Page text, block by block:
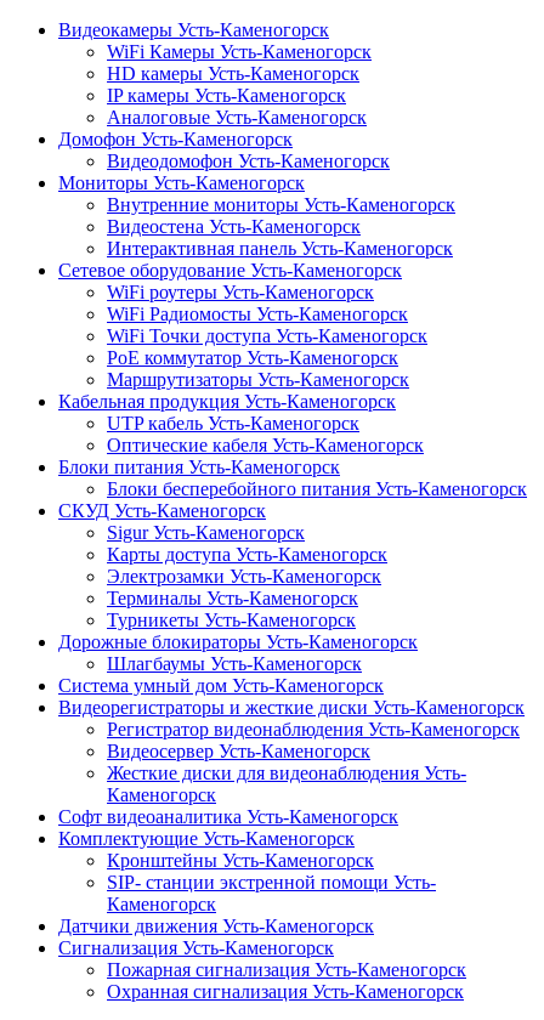
Видеокамеры Усть-Каменогорск
WiFi Камеры Усть-Каменогорск
HD камеры Усть-Каменогорск
IP камеры Усть-Каменогорск
Аналоговые Усть-Каменогорск
Домофон Усть-Каменогорск
Видеодомофон Усть-Каменогорск
Мониторы Усть-Каменогорск
Внутренние мониторы Усть-Каменогорск
Видеостена Усть-Каменогорск
Интерактивная панель Усть-Каменогорск
Сетевое оборудование Усть-Каменогорск
WiFi роутеры Усть-Каменогорск
WiFi Радиомосты Усть-Каменогорск
WiFi Точки доступа Усть-Каменогорск
PoE коммутатор Усть-Каменогорск
Маршрутизаторы Усть-Каменогорск
Кабельная продукция Усть-Каменогорск
UTP кабель Усть-Каменогорск
Оптические кабеля Усть-Каменогорск
Блоки питания Усть-Каменогорск
Блоки бесперебойного питания Усть-Каменогорск
СКУД Усть-Каменогорск
Sigur Усть-Каменогорск
Карты доступа Усть-Каменогорск
Электрозамки Усть-Каменогорск
Терминалы Усть-Каменогорск
Турникеты Усть-Каменогорск
Дорожные блокираторы Усть-Каменогорск
Шлагбаумы Усть-Каменогорск
Система умный дом Усть-Каменогорск
Видеорегистраторы и жесткие диски Усть-Каменогорск
Регистратор видеонаблюдения Усть-Каменогорск
Видеосервер Усть-Каменогорск
Жесткие диски для видеонаблюдения Усть-
Каменогорск
Софт видеоаналитика Усть-Каменогорск
Комплектующие Усть-Каменогорск
Кронштейны Усть-Каменогорск
SIP- станции экстренной помощи Усть-
Каменогорск
Датчики движения Усть-Каменогорск
Сигнализация Усть-Каменогорск
Пожарная сигнализация Усть-Каменогорск
Охранная сигнализация Усть-Каменогорск